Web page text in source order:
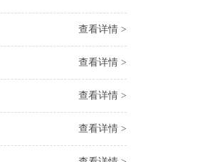
查看详情 >
查看详情 >
查看详情 >
查看详情 >